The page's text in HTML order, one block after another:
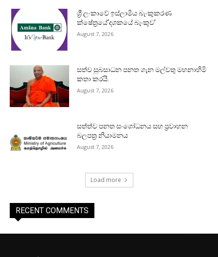
ශ්‍රී ලංකාවේ ඉස්ලාමීය බැංකුකරණ
ක්ෂේත්‍රයේ‘දශකයේ බැංකුව’
August 7, 2026
සත්ව සුබසාධන පනත ගැන මල්වතු මහනාහිමි
කතා කරයි.
August 7, 2026
සත්ත්ව පනත සංශෝධනය සහ ප්‍රවාහන
බලපත්‍ර නියාමනය
August 7, 2026
Load more
RECENT COMMENTS